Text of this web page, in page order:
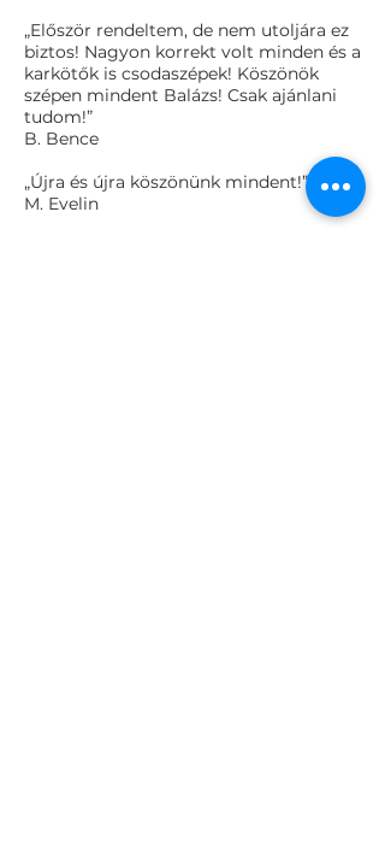
„Először rendeltem, de nem utoljára ez
biztos! Nagyon korrekt volt minden és a
karkötők is csodaszépek! Köszönök
szépen mindent Balázs! Csak ajánlani
tudom!”
B. Bence
„Újra és újra köszönünk mindent!”
M. Evelin